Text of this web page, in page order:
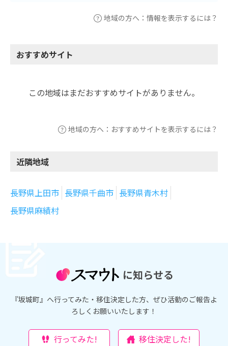
地域の方へ：情報を表示するには？
おすすめサイト
この地域はまだおすすめサイトがありません。
地域の方へ：おすすめサイトを表示するには？
近隣地域
長野県上田市 長野県千曲市 長野県青木村
長野県麻績村
に知らせる
『坂城町』へ行ってみた・移住決定した方、ぜひ活動のご報告よ
ろしくお願いいたします！
行ってみた! 移住決定した!